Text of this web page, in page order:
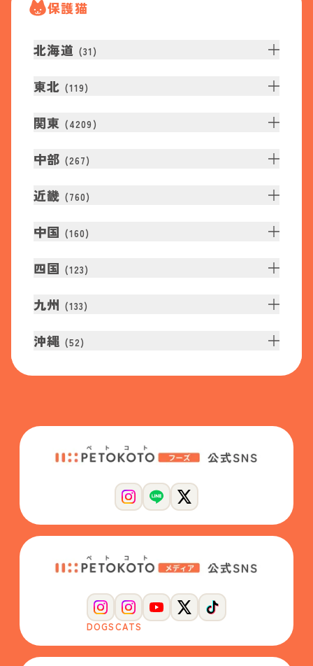
保護猫
北海道 (31 )
東北 (119)
関東 (4209 )
中部 (267)
近畿 (760)
中国 (160)
四国 (123)
九州 (133)
沖縄 (52)
DOGSCATS